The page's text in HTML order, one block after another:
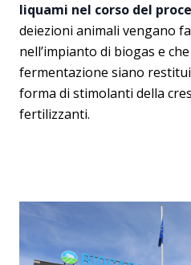
liquami nel corso del
deiezioni animali vengano
nell’impianto di biogas e
fermentazione siano
forma di stimolanti della
fertilizzanti.